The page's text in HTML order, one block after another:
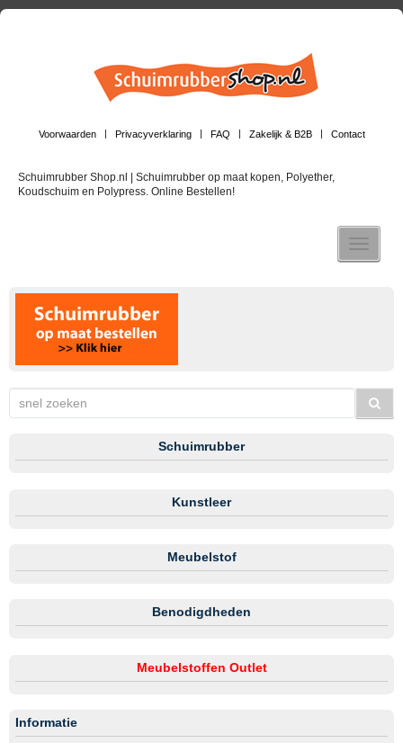
Voorwaarden Privacyverklaring FAQ Zakelijk & B2B Contact
Schuimrubber Shop.nl | Schuimrubber op maat kopen, Polyether,
Koudschuim en Polypress. Online Bestellen!
Toggle
Schuimrubber
Kunstleer
Meubelstof
Benodigdheden
Meubelstoffen Outlet
Informatie